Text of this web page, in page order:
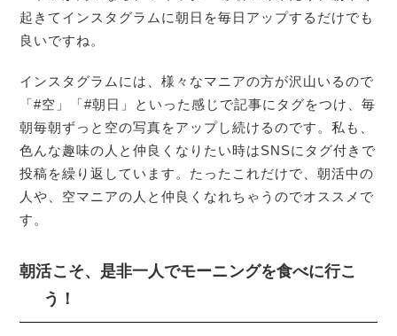
起きてインスタグラムに朝日を毎日アップするだけでも
良いですね。
インスタグラムには、様々なマニアの方が沢山いるので
「#空」「#朝日」といった感じで記事にタグをつけ、毎
朝毎朝ずっと空の写真をアップし続けるのです。私も、
色んな趣味の人と仲良くなりたい時はSNSにタグ付きで
投稿を繰り返しています。たったこれだけで、朝活中の
人や、空マニアの人と仲良くなれちゃうのでオススメで
す。
朝活こそ、是非一人でモーニングを食べに行こ
う！